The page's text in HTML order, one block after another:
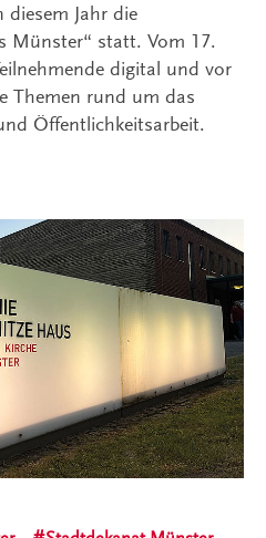
Jahr die
Münster“ statt. Vom 17.
digital und vor
Themen rund um das
Öffentlichkeitsarbeit.